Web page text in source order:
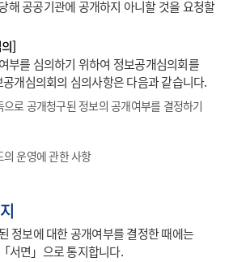
해 공공기관에 공개하지 아니할 것을 요청할
]
부를 심의하기 위하여 정보공개심의회를
공개심의회의 심의사항은 다음과 같습니다.
로 공개청구된 정보의 공개여부를 결정하기
운영에 관한 사항
정보에 대한 공개여부를 결정한 때에는
서면」으로 통지합니다.